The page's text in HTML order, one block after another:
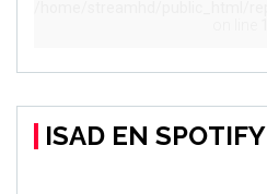
ISAD EN SPOTIFY